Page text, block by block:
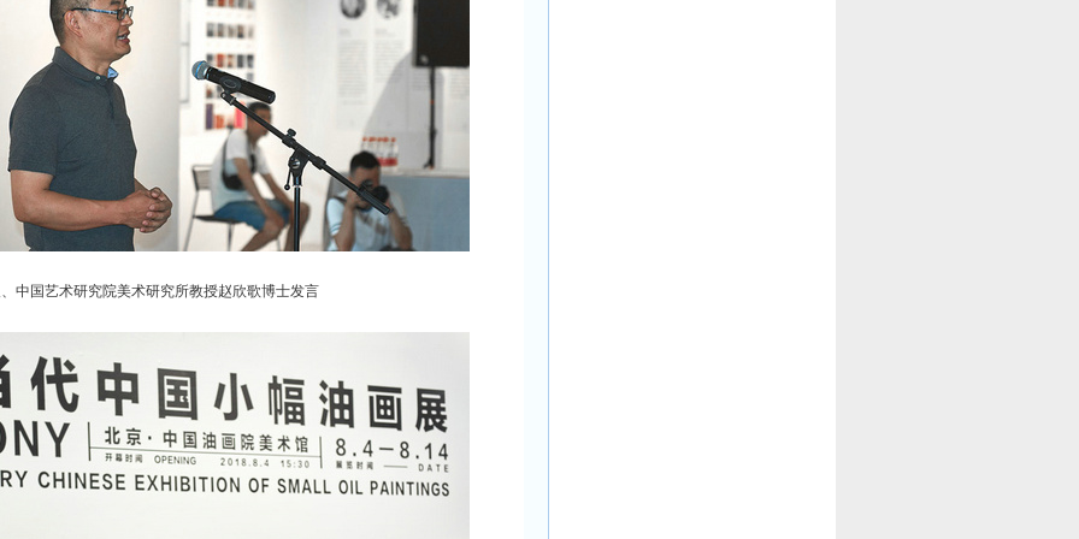
中国艺术研究院美术研究所教授赵欣歌博士发言